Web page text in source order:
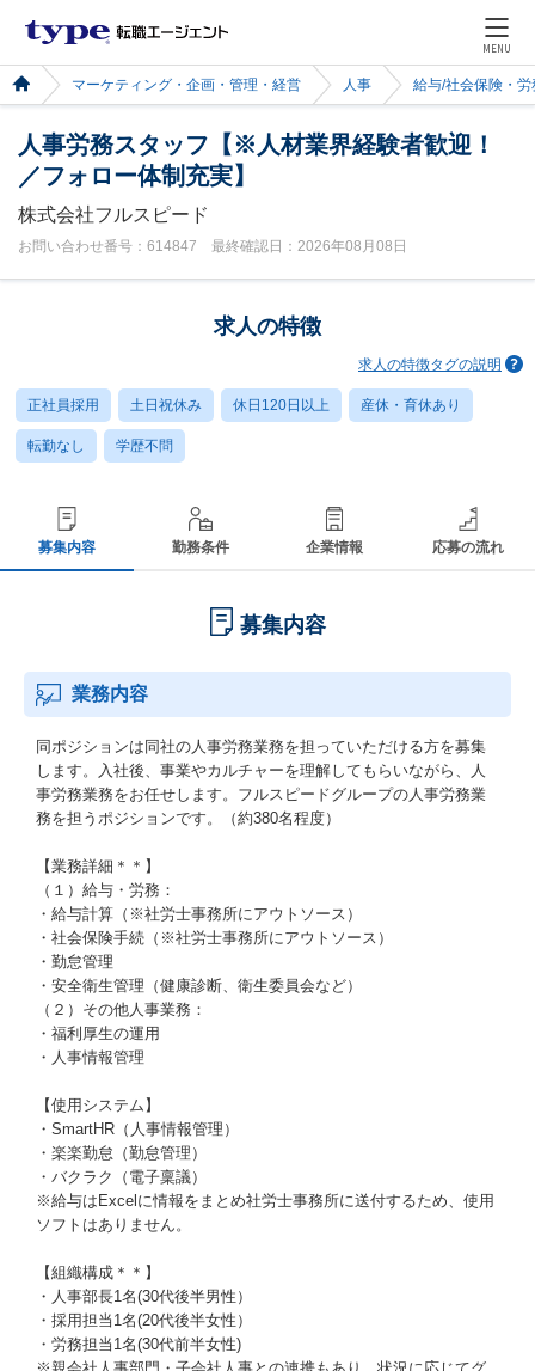
MENU
マーケティング・企画・管理・経営 人事 給与/社会保険・労
人事労務スタッフ【※人材業界経験者歓迎！
／フォロー体制充実】
株式会社フルスピード
お問い合わせ番号：614847 最終確認日：2026年08月08日
求人の特徴
求人の特徴タグの説明
正社員採用 土日祝休み 休日120日以上 産休・育休あり
転勤なし 学歴不問
募集内容 勤務条件 企業情報 応募の流れ
募集内容
業務内容
同ポジションは同社の人事労務業務を担っていただける方を募集
します。入社後、事業やカルチャーを理解してもらいながら、人
事労務業務をお任せします。フルスピードグループの人事労務業
務を担うポジションです。（約380名程度）
【業務詳細＊＊】
（１）給与・労務：
・給与計算（※社労士事務所にアウトソース）
・社会保険手続（※社労士事務所にアウトソース）
・勤怠管理
・安全衛生管理（健康診断、衛生委員会など）
（２）その他人事業務：
・福利厚生の運用
・人事情報管理
【使用システム】
・SmartHR（人事情報管理）
・楽楽勤怠（勤怠管理）
・バクラク（電子稟議）
※給与はExcelに情報をまとめ社労士事務所に送付するため、使用
ソフトはありません。
【組織構成＊＊】
・人事部長1名(30代後半男性）
・採用担当1名(20代後半女性）
・労務担当1名(30代前半女性)